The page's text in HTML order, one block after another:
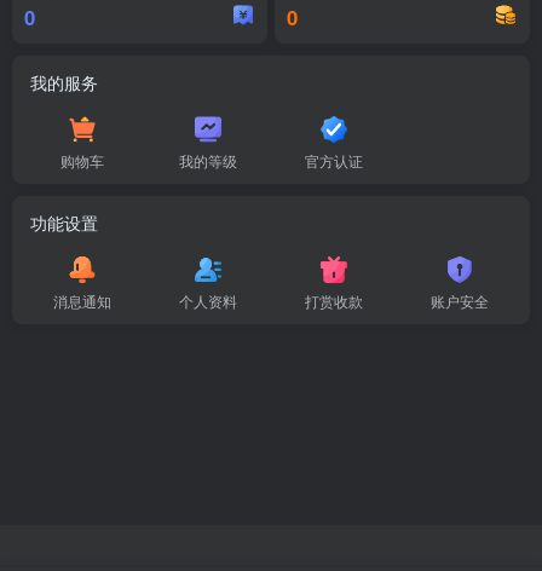
0 0
我的服务
购物车 我的等级 官方认证
功能设置
消息通知 个人资料 打赏收款 账户安全